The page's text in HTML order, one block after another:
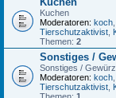
Kuchen
Moderatoren: koch,
Tierschutzaktivist,
Themen: 2
Sonstiges /
Sonstiges /
Moderatoren: koch,
Tierschutzaktivist,